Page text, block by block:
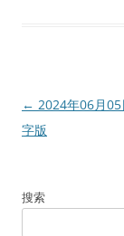
文
章
← 2024年06月
字版
搜索